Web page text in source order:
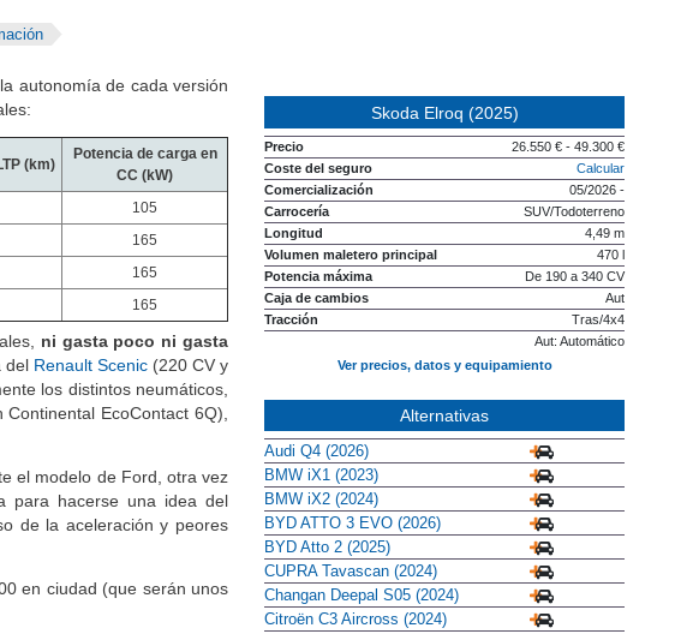
autonomía de cada versión
(km)
Potencia de carga en
CC (kW)
105
165
165
165
ni gasta poco ni gasta
Renault Scenic(220 CV y
los distintos neumáticos,
EcoContact 6Q),
el modelo de Ford, otra vez
para hacerse una idea del
de la aceleración y peores
en ciudad (que serán unos
Skoda Elroq (2025)
Precio
26.550 € - 49.300 €
Coste del seguro
Calcular
Comercialización
05/2026 -
Carrocería
SUV/Todoterreno
Longitud
4,49 m
Volumen maletero principal
470 l
Potencia máxima
De 190 a 340 CV
Caja de cambios
Aut
Tracción
Tras/4x4
Aut: Automático
Ver precios, datos y equipamiento
Alternativas
Audi Q4 (2026)
BMW iX1 (2023)
BMW iX2 (2024)
BYD ATTO 3 EVO (2026)
BYD Atto 2 (2025)
CUPRA Tavascan (2024)
Changan Deepal S05 (2024)
Citroën C3 Aircross (2024)